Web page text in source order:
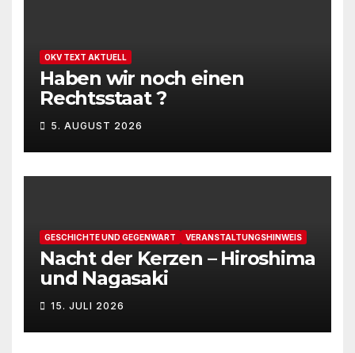
OKV TEXT AKTUELL
Haben wir noch einen
Rechtsstaat ?
5. AUGUST 2026
GESCHICHTE UND GEGENWART VERANSTALTUNGSHINWEIS
Nacht der Kerzen – Hiroshima
und Nagasaki
15. JULI 2026